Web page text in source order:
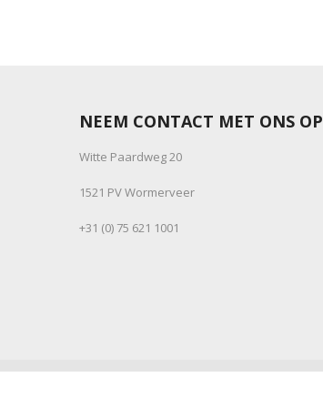
NEEM CONTACT MET ONS OP
Witte Paardweg 20
1521 PV Wormerveer
+31 (0) 75 621 1001